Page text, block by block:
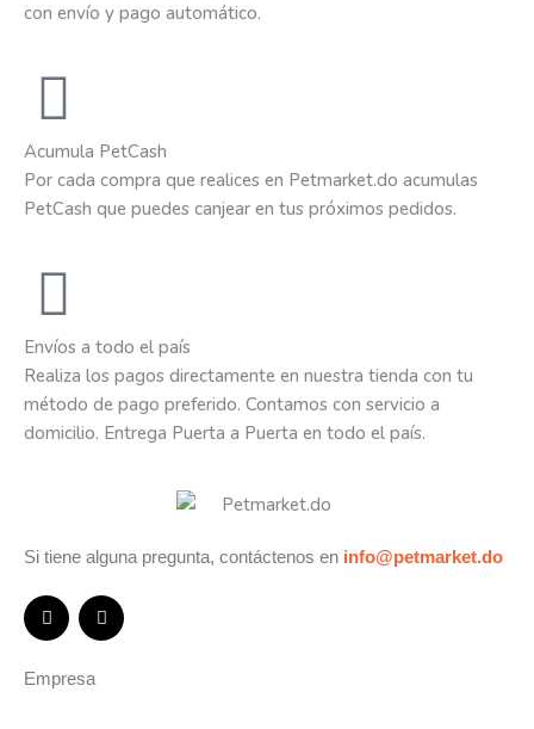
con envío y pago automático.
Acumula PetCash
Por cada compra que realices en Petmarket.do acumulas
PetCash que puedes canjear en tus próximos pedidos.
Envíos a todo el país
Realiza los pagos directamente en nuestra tienda con tu
método de pago preferido. Contamos con servicio a
domicilio. Entrega Puerta a Puerta en todo el país.
Si tiene alguna pregunta, contáctenos en info@petmarket.do
Empresa